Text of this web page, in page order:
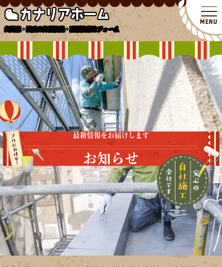
北関東・埼玉の外壁塗装・屋根塗装リフォーム
最新情報をお届けします
お知らせ